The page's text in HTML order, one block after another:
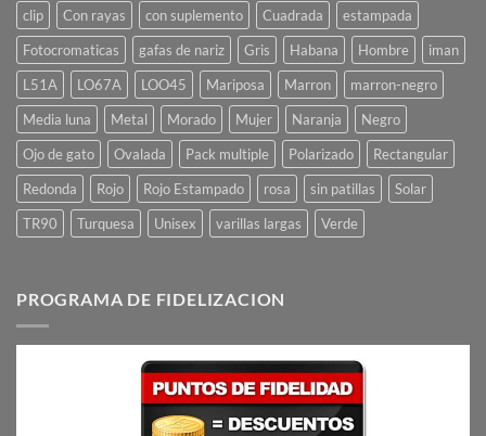
clip
Con rayas con suplemento Cuadrada
estampada
Fotocromaticas
gafas de nariz Gris Habana Hombre
iman
L51A
LO67A LOO45 Mariposa Marron
marron-negro
Media luna
Metal Morado Mujer Naranja
Negro
Ojo de gato
Ovalada Pack multiple Polarizado
Rectangular
Redonda
Rojo Rojo Estampado rosa sin patillas
Solar
TR90
Turquesa Unisex varillas largas Verde
PROGRAMA DE FIDELIZACION